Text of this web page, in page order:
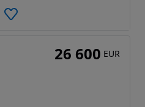
26 600 EUR